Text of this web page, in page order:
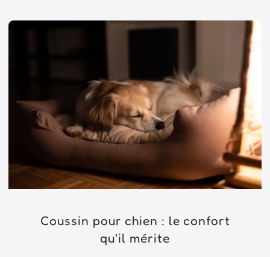
Coussin pour chien : le confort
qu'il mérite